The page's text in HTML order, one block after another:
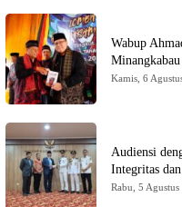
Wabup
Minangkabau
Kamis, 6
Audiensi
Integritas
Rabu, 5